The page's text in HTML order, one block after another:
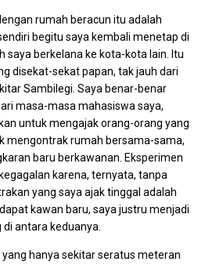
rumah beracun itu adalah
begitu saya kembali menetap di
saya berkelana ke kota-kota lain. Itu
disekat-sekat papan, tak jauh dari
Sambilegi. Saya benar-benar
masa-masa mahasiswa saya,
untuk mengajak orang-orang yang
mengontrak rumah bersama-sama,
baru berkawanan. Eksperimen
karena, ternyata, tanpa
yang saya ajak tinggal adalah
kawan baru, saya justru menjadi
antara keduanya.
hanya sekitar seratus meteran